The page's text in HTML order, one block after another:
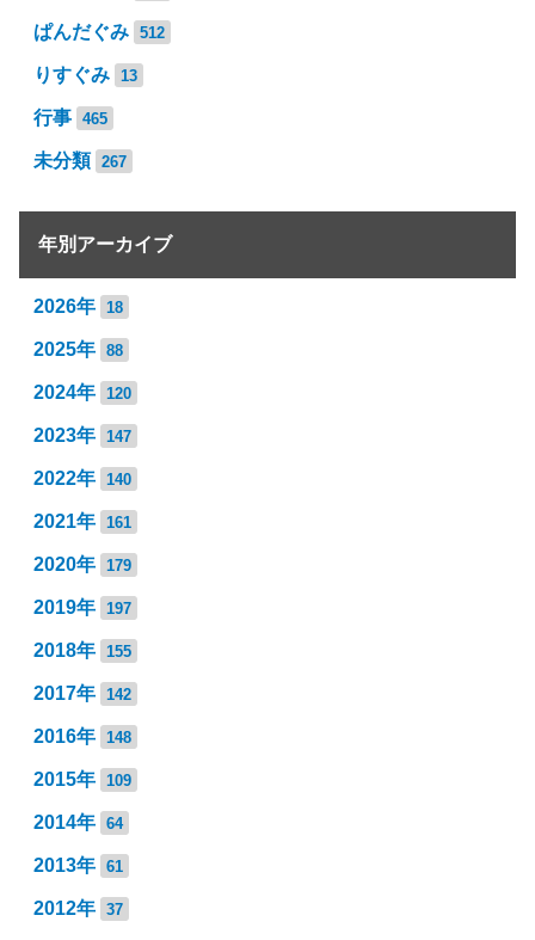
ぱんだぐみ 512
りすぐみ 13
行事 465
未分類 267
年別アーカイブ
2026年 18
2025年 88
2024年 120
2023年 147
2022年 140
2021年 161
2020年 179
2019年 197
2018年 155
2017年 142
2016年 148
2015年 109
2014年 64
2013年 61
2012年 37